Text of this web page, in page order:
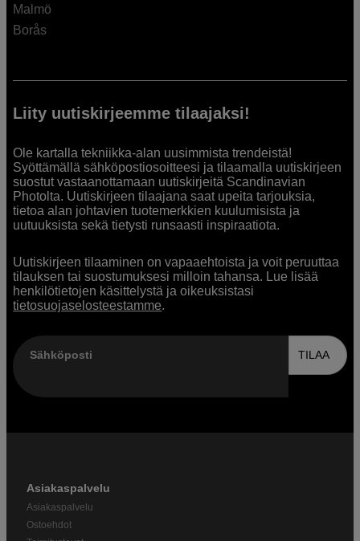
Malmö
Borås
Liity uutiskirjeemme tilaajaksi!
Ole kartalla tekniikka-alan uusimmista trendeistä!
Syöttämällä sähköpostiosoitteesi ja tilaamalla uutiskirjeen
suostut vastaanottamaan uutiskirjeitä Scandinavian
Photolta. Uutiskirjeen tilaajana saat upeita tarjouksia,
tietoa alan johtavien tuotemerkkien kuulumisista ja
uutuuksista sekä tietysti runsaasti inspiraatiota.
Uutiskirjeen tilaaminen on vapaaehtoista ja voit peruuttaa
tilauksen tai suostumuksesi milloin tahansa. Lue lisää
henkilötietojen käsittelystä ja oikeuksistasi
tietosuojaselosteestamme.
Sähköposti TILAA
Asiakaspalvelu
Asiakaspalvelu
Ostoehdot